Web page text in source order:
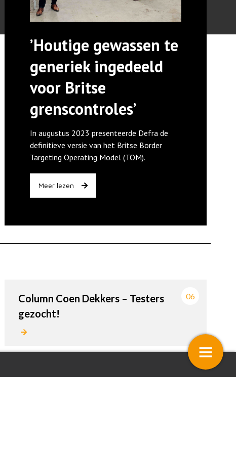
Stelling – 2024 wordt een
’Houtige gewassen te
generiek ingedeeld
voor Britse
grenscontroles’
In augustus 2023 presenteerde Defra de
definitieve versie van het Britse Border
Targeting Operating Model (TOM).
Meer lezen
Column Coen Dekkers – Testers
gezocht!
06